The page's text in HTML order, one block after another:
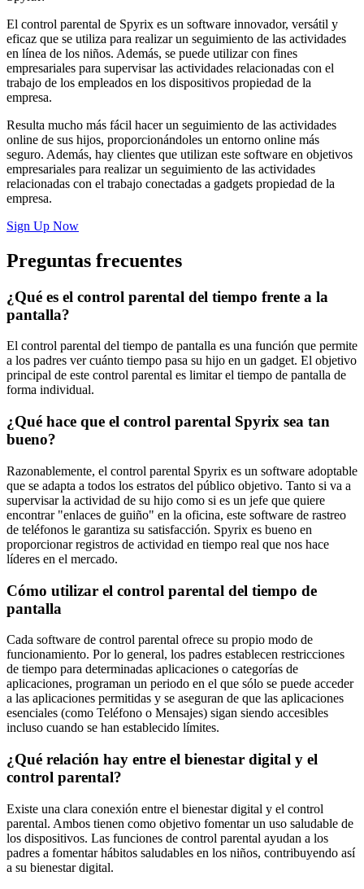
El control parental de Spyrix es un software innovador, versátil y
eficaz que se utiliza para realizar un seguimiento de las actividades
en línea de los niños. Además, se puede utilizar con fines
empresariales para supervisar las actividades relacionadas con el
trabajo de los empleados en los dispositivos propiedad de la
empresa.
Resulta mucho más fácil hacer un seguimiento de las actividades
online de sus hijos, proporcionándoles un entorno online más
seguro. Además, hay clientes que utilizan este software en objetivos
empresariales para realizar un seguimiento de las actividades
relacionadas con el trabajo conectadas a gadgets propiedad de la
empresa.
Sign Up Now
Preguntas frecuentes
¿Qué es el control parental del tiempo frente a la
pantalla?
El control parental del tiempo de pantalla es una función que permite
a los padres ver cuánto tiempo pasa su hijo en un gadget. El objetivo
principal de este control parental es limitar el tiempo de pantalla de
forma individual.
¿Qué hace que el control parental Spyrix sea tan
bueno?
Razonablemente, el control parental Spyrix es un software adoptable
que se adapta a todos los estratos del público objetivo. Tanto si va a
supervisar la actividad de su hijo como si es un jefe que quiere
encontrar "enlaces de guiño" en la oficina, este software de rastreo
de teléfonos le garantiza su satisfacción. Spyrix es bueno en
proporcionar registros de actividad en tiempo real que nos hace
líderes en el mercado.
Cómo utilizar el control parental del tiempo de
pantalla
Cada software de control parental ofrece su propio modo de
funcionamiento. Por lo general, los padres establecen restricciones
de tiempo para determinadas aplicaciones o categorías de
aplicaciones, programan un periodo en el que sólo se puede acceder
a las aplicaciones permitidas y se aseguran de que las aplicaciones
esenciales (como Teléfono o Mensajes) sigan siendo accesibles
incluso cuando se han establecido límites.
¿Qué relación hay entre el bienestar digital y el
control parental?
Existe una clara conexión entre el bienestar digital y el control
parental. Ambos tienen como objetivo fomentar un uso saludable de
los dispositivos. Las funciones de control parental ayudan a los
padres a fomentar hábitos saludables en los niños, contribuyendo así
a su bienestar digital.